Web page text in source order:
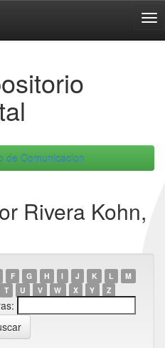
de Comunicacion
Rivera Kohn,
F G H I J K L
M
T U V W X Y Z